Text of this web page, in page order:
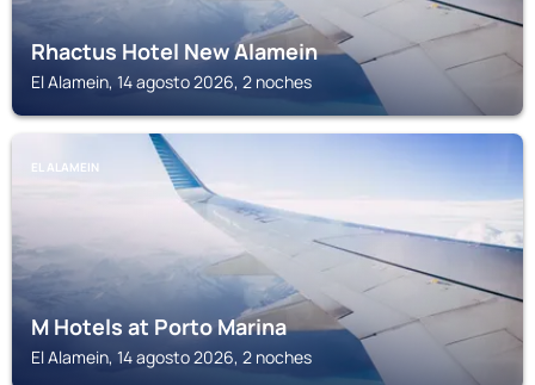
Rhactus Hotel New Alamein
El Alamein, 14 agosto 2026, 2 noches
EL ALAMEIN
M Hotels at Porto Marina
El Alamein, 14 agosto 2026, 2 noches